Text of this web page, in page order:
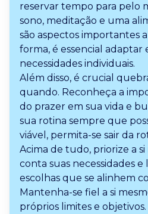
reservar tempo para pelo
sono, meditação e uma
são aspectos importantes
forma, é essencial adaptar
necessidades individuais.
Além disso, é crucial
quando. Reconheça a
do prazer em sua vida e
sua rotina sempre que
viável, permita-se sair da
Acima de tudo, priorize a
conta suas necessidades
escolhas que se alinhem
Mantenha-se fiel a si
próprios limites e objetivos.